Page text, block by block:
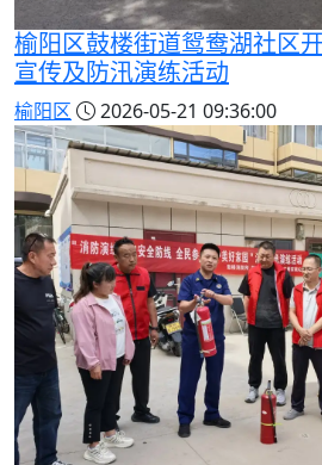
榆阳区鼓楼街道鸳鸯湖社区
宣传及防汛演练活动
榆阳区 2026-05-21 09:36:00